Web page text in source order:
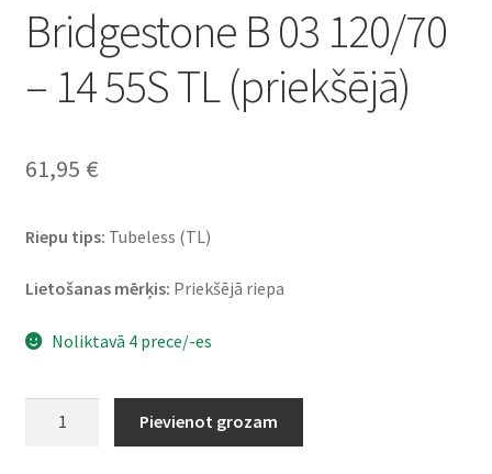
Bridgestone B 03 120/70
– 14 55S TL (priekšējā)
61,95 €
Riepu tips: Tubeless (TL)
Lietošanas mērķis: Priekšējā riepa
Noliktavā 4 prece/-es
Pievienot grozam